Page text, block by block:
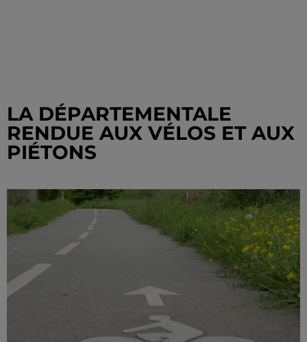
LA DÉPARTEMENTALE
RENDUE AUX VÉLOS ET AUX
PIÉTONS